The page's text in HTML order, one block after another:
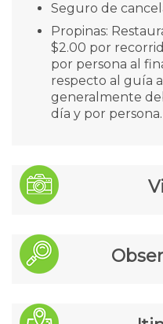
Seguro de
Propinas:
$2.00 por
por persona al
respecto al guía
generalmente
día y por persona.
Toronto: antiguo
Parlamento, el
Universidad, la
Niágara: paseo
El desarrollo de